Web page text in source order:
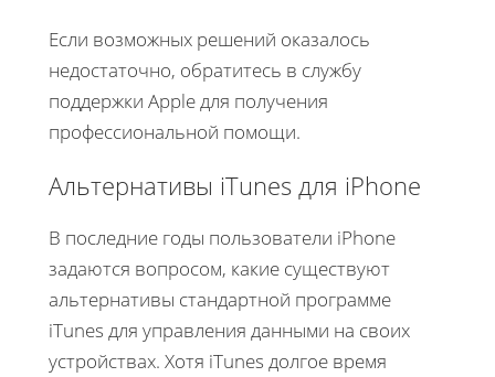
Если возможных решений оказалось
недостаточно, обратитесь в службу
поддержки Apple для получения
профессиональной помощи.
Альтернативы iTunes для iPhone
В последние годы пользователи iPhone
задаются вопросом, какие существуют
альтернативы стандартной программе
iTunes для управления данными на своих
устройствах. Хотя iTunes долгое время